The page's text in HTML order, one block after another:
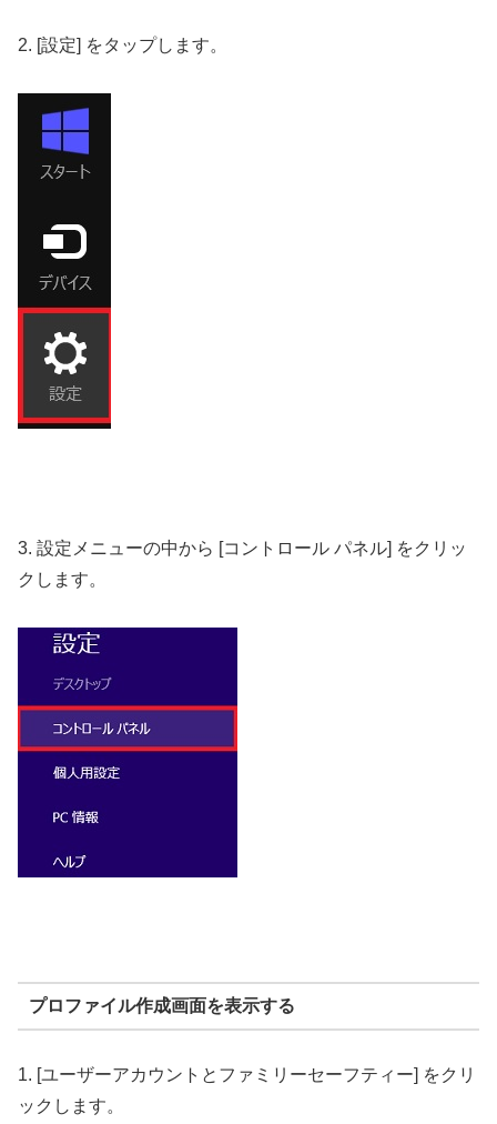
2. [設定] をタップします。
3. 設定メニューの中から [コントロール パネル] をクリッ
クします。
プロファイル作成画面を表示する
1. [ユーザーアカウントとファミリーセーフティー] をクリ
ックします。